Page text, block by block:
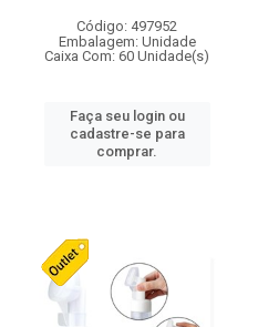
Código: 497952
Embalagem: Unidade
Caixa Com: 60 Unidade(s)
Faça seu login ou
cadastre-se para
comprar.